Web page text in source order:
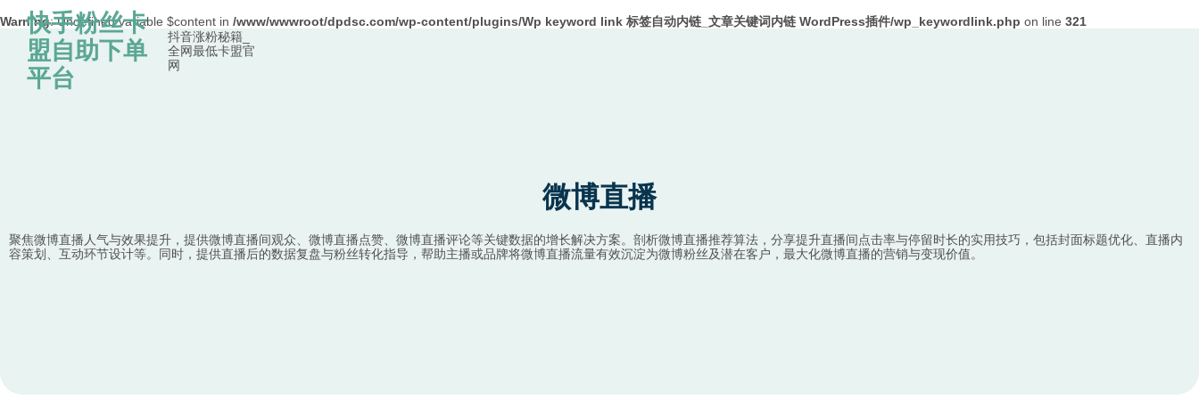
Warning: Undefined variable $content in /www/wwwroot/dpdsc.com/wp-content/plugins/Wp keyword link 标签自动内链_文章关键词内链 WordPress插件/wp_keywordlink.php on line 321
Skip to content
快手粉丝卡
盟自助下单
平台
抖音涨粉秘籍_
全网最低卡盟官
网
微博直播
聚焦微博直播人气与效果提升，提供微博直播间观众、微博直播点赞、微博直播评论等关键数据的增长解决方案。剖析微博直播推荐算法，分享提升直播间点击率与停留时长的实用技巧，包括封面标题优化、直播内
容策划、互动环节设计等。同时，提供直播后的数据复盘与粉丝转化指导，帮助主播或品牌将微博直播流量有效沉淀为微博粉丝及潜在客户，最大化微博直播的营销与变现价值。